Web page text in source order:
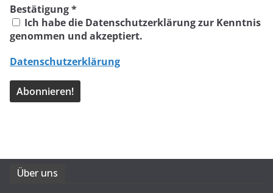
Bestätigung*
Ich habe die Datenschutzerklärung zur Kenntnis
genommen und akzeptiert.
Datenschutzerklärung
Über uns